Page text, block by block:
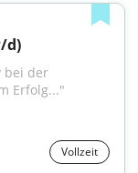
d)
bei der
Erfolg..."
Vollzeit